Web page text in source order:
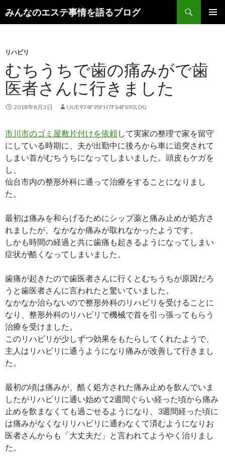
みんなのエステ事情を語るブログ
索
ン
ツ
へ
ス
キ
ッ
リハビリ
むちうちで歯の痛みがで歯
医者さんに行きました
2018年8月3日 UUE974F9SFH7FS4FS93LDG
市川市のゴミ屋敷片付けを依頼して実家の整理で家を留守
にしている時期に、夫が出勤中に後ろから車に追突されて
しまい首がむちうちになってしまいました。頭皮もケガを
し、
仙台市内の整形外科に通って治療をすることになりまし
た。
最初は痛みを和らげるためにシップ薬と痛み止めが処方さ
れましたが、なかなか痛みが取れなかったようです。
しかも時間の経過と共に歯痛も起きるようになってしまい
症状が酷くなってしまいました。
歯痛が起きたので歯医者さんに行くとむちうちが原因だろ
うと歯医者さんに言われたと驚いていました。
なかなか治らないので整形外科のリハビリを受けることに
なり、整形外科のリハビリで機械で首を引っ張ってもらう
治療を受けました。
このリハビリが少しずつ効果をもたらしてくれたようで、
主人はリハビリに通うようになり痛みが改善して行きまし
た。
最初の頃は痛みが、酷く処方された痛み止めを飲んでいま
したがリハビリに通い始めて2週間ぐらい経った頃から痛み
止めを飲まなくても過ごせるようになり、3週間経った頃に
は痛みがなくなりリハビリに通わなくて済むようになりお
医者さんからも「大丈夫だ」と言われてようやく治りまし
た。